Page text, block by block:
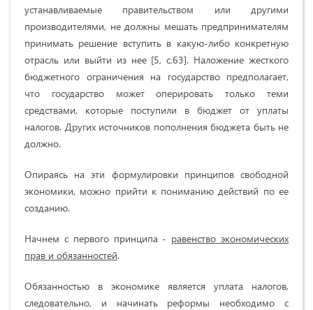
устанавливаемые правительством или другими
производителями, не должны мешать предпринимателям
принимать решение вступить в какую-либо конкретную
отрасль или выйти из нее [5, с.63]. Наложение жесткого
бюджетного ограничения на государство предполагает,
что государство может оперировать только теми
средствами, которые поступили в бюджет от уплаты
налогов. Других источников пополнения бюджета быть не
должно.
Опираясь на эти формулировки принципов свободной
экономики, можно прийти к пониманию действий по ее
созданию.
Начнем с первого принципа - равенство экономических
прав и обязанностей.
Обязанностью в экономике является уплата налогов,
следовательно, и начинать реформы необходимо с